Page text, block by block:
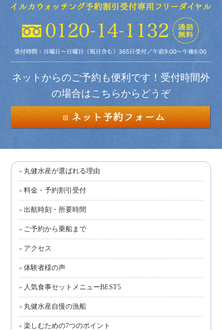
ネットからのご予約も便利です！受付時間外
の場合はこちらからどうぞ
丸健水産が選ばれる理由
料金・予約割引受付
出航時刻・所要時間
ご予約から乗船まで
アクセス
体験者様の声
人気食事セットメニューBEST5
丸健水産自慢の漁船
楽しむための7つのポイント